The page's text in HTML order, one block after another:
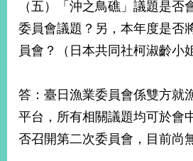
（五）「沖之鳥礁」議題是否
委員會議題？另，本年度是否
員會？（日本共同社柯淑齡小
答：臺日漁業委員會係雙方就
平台，所有相關議題均可於會
否召開第二次委員會，目前尚